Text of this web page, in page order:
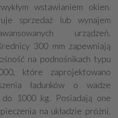
wstawianiem okien.
sprzedaż lub wynajem
urządzeń.
300 mm zapewniają
na podnośnikach typu
które zaprojektowano
ładunków o wadze
1000 kg. Posiadają one
na układzie próżni.